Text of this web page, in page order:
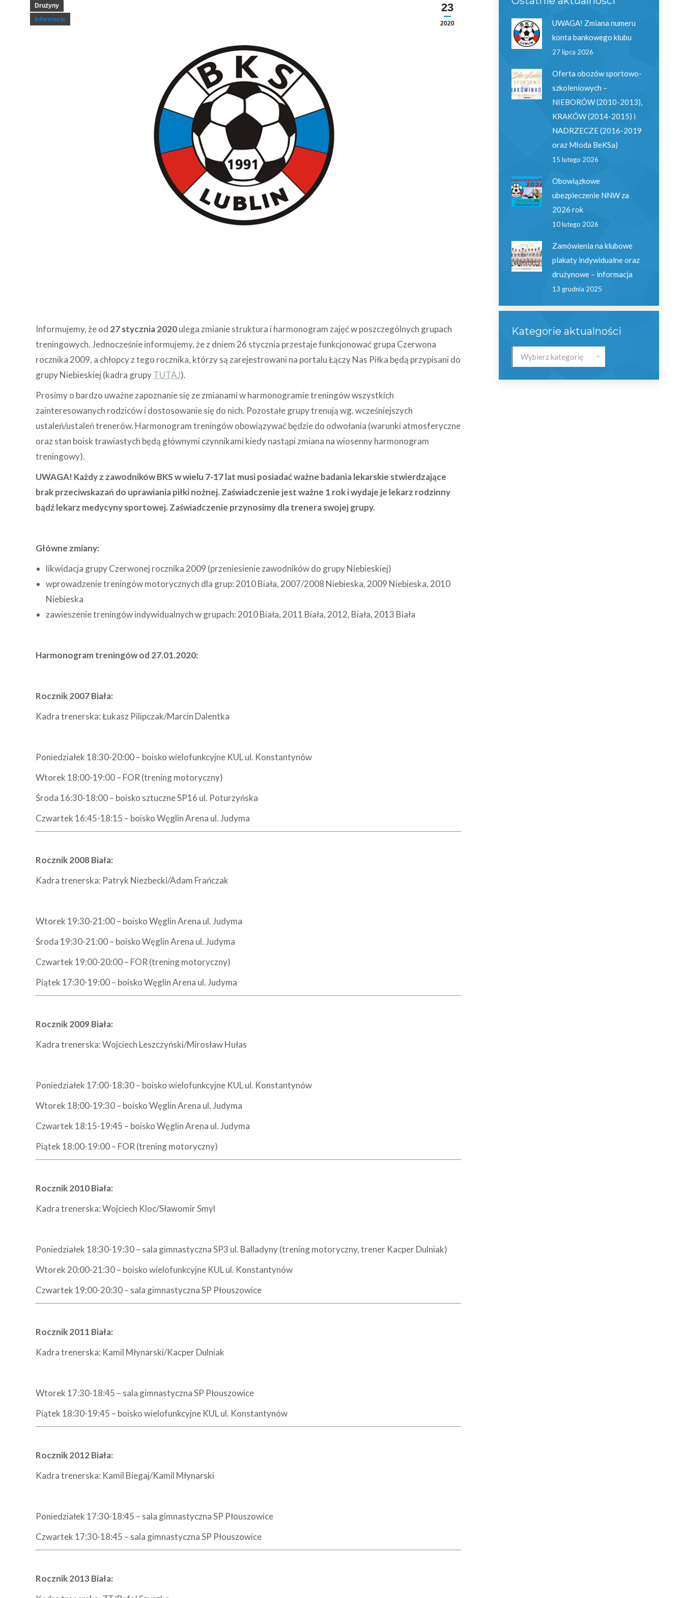
23
2020
Drużyny
Informacje
Informujemy, że od 27 stycznia 2020ulega zmianie struktura i harmonogram zajęć w poszczególnych grupach
treningowych. Jednocześnie informujemy, że z dniem 26 stycznia przestaje funkcjonować grupa Czerwona
rocznika 2009, a chłopcy z tego rocznika, którzy są zarejestrowani na portalu Łączy Nas Piłka będą przypisani do
grupy Niebieskiej (kadra grupyTUTAJ).
Prosimy o bardzo uważne zapoznanie się ze zmianami w harmonogramie treningów wszystkich
zainteresowanych rodziców i dostosowanie się do nich. Pozostałe grupy trenują wg. wcześniejszych
ustaleń/ustaleń trenerów. Harmonogram treningów obowiązywać będzie do odwołania (warunki atmosferyczne
oraz stan boisk trawiastych będą głównymi czynnikami kiedy nastąpi zmiana na wiosenny harmonogram
treningowy).
UWAGA! Każdy z zawodników BKS w wielu 7-17 lat musi posiadać ważne badania lekarskie stwierdzające
brak przeciwskazań do uprawiania piłki nożnej. Zaświadczenie jest ważne 1 rok i wydaje je lekarz rodzinny
bądź lekarz medycyny sportowej. Zaświadczenie przynosimy dla trenera swojej grupy.
Główne zmiany:
likwidacja grupy Czerwonej rocznika 2009 (przeniesienie zawodników do grupy Niebieskiej)
wprowadzenie treningów motorycznych dla grup: 2010 Biała, 2007/2008 Niebieska, 2009 Niebieska, 2010
Niebieska
zawieszenie treningów indywidualnych w grupach: 2010 Biała, 2011 Biała, 2012, Biała, 2013 Biała
Harmonogram treningów od 27.01.2020:
Rocznik 2007 Biała:
Kadra trenerska: Łukasz Pilipczak/Marcin Dalentka
Poniedziałek 18:30-20:00 – boisko wielofunkcyjne KUL ul. Konstantynów
Wtorek 18:00-19:00 – FOR (trening motoryczny)
Środa 16:30-18:00 – boisko sztuczne SP16 ul. Poturzyńska
Czwartek 16:45-18:15 – boisko Węglin Arena ul. Judyma
Rocznik 2008 Biała:
Kadra trenerska: Patryk Niezbecki/Adam Frańczak
Wtorek 19:30-21:00 – boisko Węglin Arena ul. Judyma
Środa 19:30-21:00 – boisko Węglin Arena ul. Judyma
Czwartek 19:00-20:00 – FOR (trening motoryczny)
Piątek 17:30-19:00 – boisko Węglin Arena ul. Judyma
Rocznik 2009 Biała:
Kadra trenerska: Wojciech Leszczyński/Mirosław Hułas
Poniedziałek 17:00-18:30 – boisko wielofunkcyjne KUL ul. Konstantynów
Wtorek 18:00-19:30 – boisko Węglin Arena ul. Judyma
Czwartek 18:15-19:45 – boisko Węglin Arena ul. Judyma
Piątek 18:00-19:00 – FOR (trening motoryczny)
Rocznik 2010 Biała:
Kadra trenerska: Wojciech Kloc/Sławomir Smyl
Poniedziałek 18:30-19:30 – sala gimnastyczna SP3 ul. Balladyny (trening motoryczny, trener Kacper Dulniak)
Wtorek 20:00-21:30 – boisko wielofunkcyjne KUL ul. Konstantynów
Czwartek 19:00-20:30 – sala gimnastyczna SP Płouszowice
Rocznik 2011 Biała:
Kadra trenerska: Kamil Młynarski/Kacper Dulniak
Wtorek 17:30-18:45 – sala gimnastyczna SP Płouszowice
Piątek 18:30-19:45 – boisko wielofunkcyjne KUL ul. Konstantynów
Rocznik 2012 Biała:
Kadra trenerska: Kamil Biegaj/Kamil Młynarski
Poniedziałek 17:30-18:45 – sala gimnastyczna SP Płouszowice
Czwartek 17:30-18:45 – sala gimnastyczna SP Płouszowice
Rocznik 2013 Biała:
UWAGA! Zmiana numeru
konta bankowego klubu
27 lipca 2026
Oferta obozów sportowo-
szkoleniowych –
NIEBORÓW (2010-2013),
KRAKÓW (2014-2015) i
NADRZECZE (2016-2019
oraz Młoda BeKSa)
15 lutego 2026
Obowiązkowe
ubezpieczenie NNW za
2026 rok
10 lutego 2026
Zamówienia na klubowe
plakaty indywidualne oraz
drużynowe – informacja
13 grudnia 2025
Kategorie aktualności
Kategorie
aktualności